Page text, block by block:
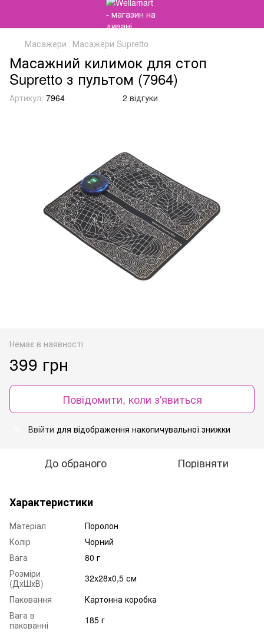
Масажери Масажери Supretto
Масажний килимок для стоп
Supretto з пультом (7964)
Артикул: 7964 2 відгуки
Немає в наявності
399 грн
Повідомити, коли з'явиться
Ввійти для відображення накопичувальної знижки
До обраного Порівняти
Характеристики
Матеріал
Поролон
Колір
Чорний
Вага
80 г
Розміри
(ДхШхВ)
32х28х0,5 см
Паковання
Картонна коробка
Вага в
пакованні
185 г